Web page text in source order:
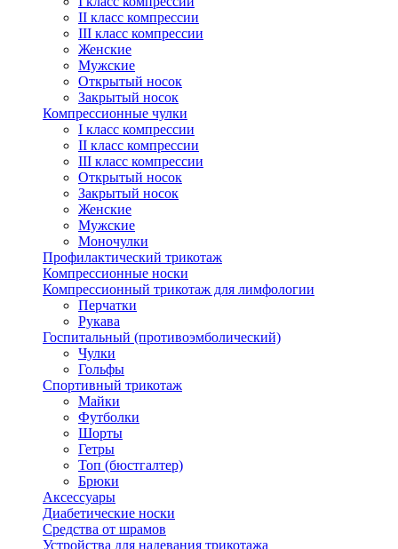
II класс компрессии
III класс компрессии
Женские
Мужские
Открытый носок
Закрытый носок
Компрессионные чулки
I класс компрессии
II класс компрессии
III класс компрессии
Открытый носок
Закрытый носок
Женские
Мужские
Моночулки
Профилактический трикотаж
Компрессионные носки
Компрессионный трикотаж для лимфологии
Перчатки
Рукава
Госпитальный (противоэмболический)
Чулки
Гольфы
Спортивный трикотаж
Майки
Футболки
Шорты
Гетры
Топ (бюстгалтер)
Брюки
Аксессуары
Диабетические носки
Средства от шрамов
Устройства для надевания трикотажа